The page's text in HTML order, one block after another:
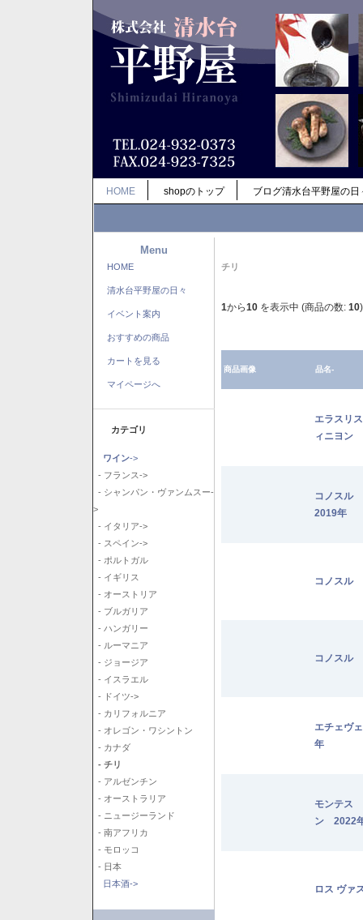
HOME shopのトップ ブログ清水台平野屋の日
Menu
HOME
清水台平野屋の日々
イベント案内
おすすめの商品
カートを見る
マイページへ
カテゴリ
ワイン->
- フランス->
- シャンパン・ヴァンムスー-
>
- イタリア->
- スペイン->
- ポルトガル
- イギリス
- オーストリア
- ブルガリア
- ハンガリー
- ルーマニア
- ジョージア
- イスラエル
- ドイツ->
- カリフォルニア
- オレゴン・ワシントン
- カナダ
- チリ
- アルゼンチン
- オーストラリア
- ニュージーランド
- 南アフリカ
- モロッコ
- 日本
日本酒->
チリ
1から10 を表示中 (商品の数: 10)
商品画像 品名-
エラスリ
ィニヨン
コノスル
2019年
コノスル
コノスル
エチェヴ
年
モンテス
ン 2022
ロス ヴァ